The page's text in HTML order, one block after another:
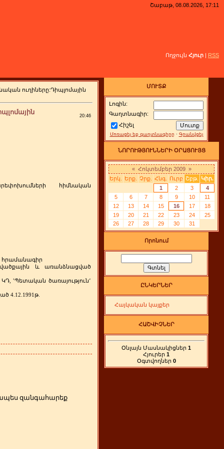
Շաբաթ, 08.08.2026, 17:11
Ողջույն Հյուր | RSS
ուղիները:Դիպլոմային
20:46
հիմնական
հրամանագիր
և
առանձնացված
ԿԴ,ՙՊետական ծառայություն՚
4.12.1991 թ.
զանգահարեք
ՄՈՒՏՔ
Լոգին:
Գաղտնագիր:
Հիշել
Մոռացել եք գաղտնագիրը · Գրանվցել
ՆՈՐՈՒԹՅՈՒՆՆԵՐԻ ՕՐԱՑՈՒՅՑ
« Հոկտեմբեր 2009 »
Երկ.
Երք. Չրք. Հնգ. Ուրբ Շբթ.
Կիր.
1
2 3
4
5
6 7 8 9 10
11
12
13 14 15 16 17
18
19
20 21 22 23 24
25
26
27 28 29 30 31
Որոնում
ԸՆԿԵՐՆԵՐ
Հայկական կայքեր
ՀԱՇՎԻՉՆԵՐ
Օնլայն Մասնակիցներ 1
Հյուրեր 1
Օգտվողներ 0